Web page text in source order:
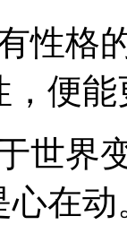
格的
便
界变
在